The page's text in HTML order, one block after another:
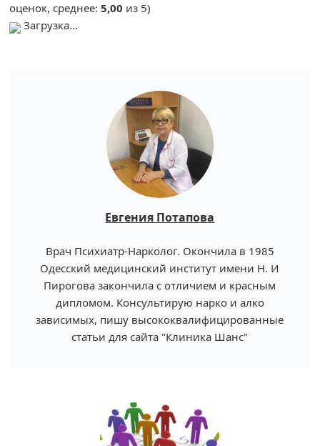
оценок, среднее:5,00 из 5)
Загрузка...
Евгения Потапова
Врач Психиатр-Нарколог. Окончила в 1985
Одесский медицинский институт имени Н. И
Пирогова закончила с отличием и красным
дипломом. Консультирую нарко и алко
зависимых, пишу высококвалифицированные
статьи для сайта "Клиника Шанс"